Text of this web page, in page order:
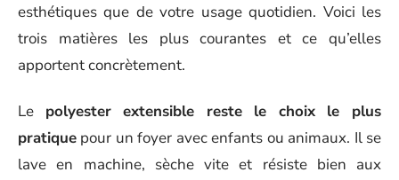
esthétiques que de votre usage quotidien. Voici les
trois matières les plus courantes et ce qu’elles
apportent concrètement.
Le polyester extensible reste le choix le plus
pratique pour un foyer avec enfants ou animaux. Il se
lave en machine, sèche vite et résiste bien aux